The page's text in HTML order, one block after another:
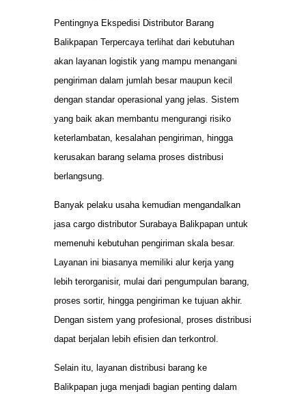
Pentingnya Ekspedisi Distributor Barang
Balikpapan Terpercaya terlihat dari kebutuhan
akan layanan logistik yang mampu menangani
pengiriman dalam jumlah besar maupun kecil
dengan standar operasional yang jelas. Sistem
yang baik akan membantu mengurangi risiko
keterlambatan, kesalahan pengiriman, hingga
kerusakan barang selama proses distribusi
berlangsung.
Banyak pelaku usaha kemudian mengandalkan
jasa cargo distributor Surabaya Balikpapan untuk
memenuhi kebutuhan pengiriman skala besar.
Layanan ini biasanya memiliki alur kerja yang
lebih terorganisir, mulai dari pengumpulan barang,
proses sortir, hingga pengiriman ke tujuan akhir.
Dengan sistem yang profesional, proses distribusi
dapat berjalan lebih efisien dan terkontrol.
Selain itu, layanan distribusi barang ke
Balikpapan juga menjadi bagian penting dalam